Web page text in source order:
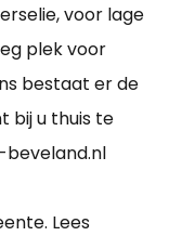
voor lage
plek voor
bestaat er de
bij u thuis te
beveland.nl
Lees